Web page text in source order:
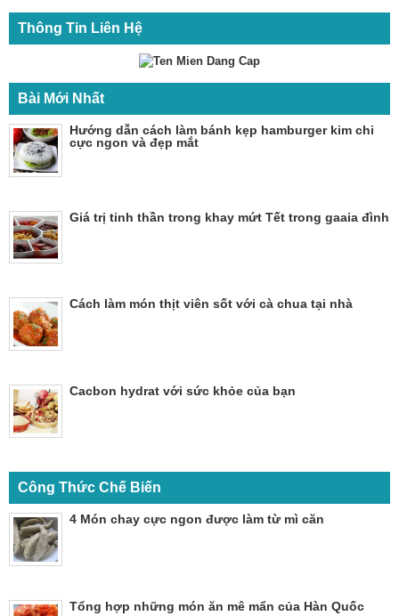
Thông Tin Liên Hệ
Bài Mới Nhất
Hướng dẫn cách làm bánh kẹp hamburger kim chi
cực ngon và đẹp mắt
Giá trị tinh thần trong khay mứt Tết trong gaaia đình
Cách làm món thịt viên sốt với cà chua tại nhà
Cacbon hydrat với sức khỏe của bạn
Công Thức Chế Biến
4 Món chay cực ngon được làm từ mì căn
Tổng hợp những món ăn mê mẩn của Hàn Quốc